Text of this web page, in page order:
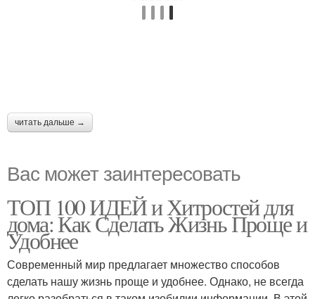
читать дальше →
Вас может заинтересовать
ТОП 100 ИДЕЙ и Хитростей для
дома: Как Сделать Жизнь Проще и
Удобнее
Современный мир предлагает множество способов
сделать нашу жизнь проще и удобнее. Однако, не всегда